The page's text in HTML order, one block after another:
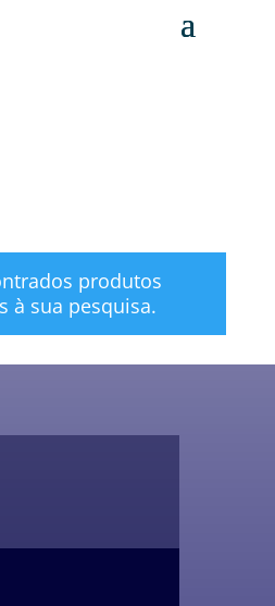
produtos
à sua pesquisa.